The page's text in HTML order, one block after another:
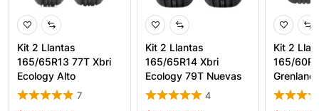
Kit 2 Llantas
165/65R13 77T Xbri
Ecology Alto
Rendimiento
7
Kit 2 Llantas
165/65R14 Xbri
Ecology 79T Nuevas
Para Carr
4
Kit 2
165/
KingPro